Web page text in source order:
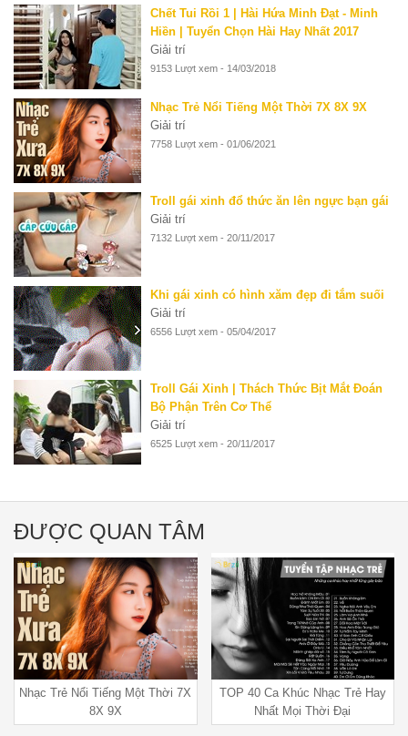
Chết Tui Rồi 1 | Hài Hứa Minh Đạt - Minh
Hiền | Tuyển Chọn Hài Hay Nhất 2017
Giải trí
9153 Lượt xem - 14/03/2018
Nhạc Trẻ Nổi Tiếng Một Thời 7X 8X 9X
Giải trí
7758 Lượt xem - 01/06/2021
Troll gái xinh đổ thức ăn lên ngực bạn gái
Giải trí
7132 Lượt xem - 20/11/2017
Khi gái xinh có hình xăm đẹp đi tắm suối
Giải trí
6556 Lượt xem - 05/04/2017
Troll Gái Xinh | Thách Thức Bịt Mắt Đoán
Bộ Phận Trên Cơ Thể
Giải trí
6525 Lượt xem - 20/11/2017
ĐƯỢC QUAN TÂM
Nhạc Trẻ Nổi Tiếng Một Thời 7X
8X 9X
TOP 40 Ca Khúc Nhạc Trẻ Hay
Nhất Mọi Thời Đại